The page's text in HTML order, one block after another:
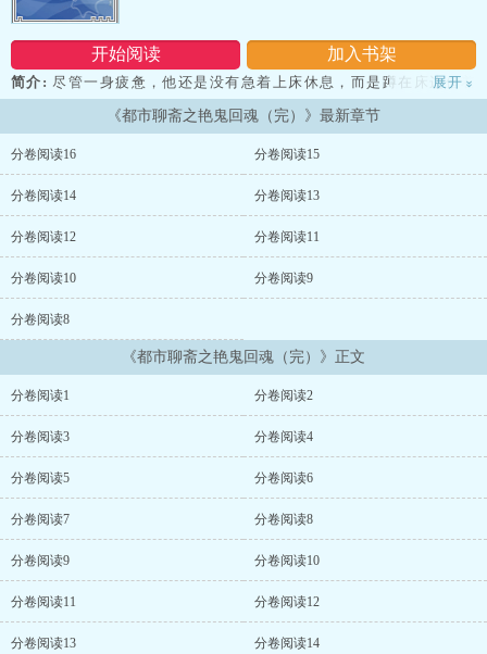
开始阅读 加入书架
简介: 尽管一身疲惫，他还是没有急着上床休息，而是蹲在床边借着
月色细细端详 着ai妻林梦，已经快三十岁的妻子即便在沉睡中，还是
那么漂亮迷人，不愧是当 年校园里的一枝花，能在当年的一众追求的
校草中脱颖而出，孟晓阳满腔自豪， 每当看见她们母子二人幸福安详
子光洁的额头上吻了一下，孟晓阳也准备休息，林梦不经意地翻了 个
身，盖在身上的薄毯从身上滑下，又被她随脚蹬到了地上。 孟晓阳不
觉莞尔，已经是六岁孩子的妈妈了，睡觉还像个孩子般不老实，他 俯
身拾起被子，准备为妻子盖好，抬眼间却被眼前的一片春光所吸
引。...
展开 »
《都市聊斋之艳鬼回魂（完）》最新章节
分卷阅读16 分卷阅读15
分卷阅读14 分卷阅读13
分卷阅读12 分卷阅读11
分卷阅读10 分卷阅读9
分卷阅读8
《都市聊斋之艳鬼回魂（完）》正文
分卷阅读1 分卷阅读2
分卷阅读3 分卷阅读4
分卷阅读5 分卷阅读6
分卷阅读7 分卷阅读8
分卷阅读9 分卷阅读10
分卷阅读11 分卷阅读12
分卷阅读13 分卷阅读14